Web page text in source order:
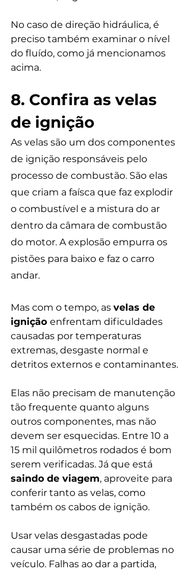
No caso de direção hidráulica, é
preciso também examinar o nível
do fluído, como já mencionamos
acima.
8. Confira as velas
de ignição
As velas são um dos componentes
de ignição responsáveis pelo
processo de combustão. São elas
que criam a faísca que faz explodir
o combustível e a mistura do ar
dentro da câmara de combustão
do motor. A explosão empurra os
pistões para baixo e faz o carro
andar.
Mas com o tempo, as velas de
ignição enfrentam dificuldades
causadas por temperaturas
extremas, desgaste normal e
detritos externos e contaminantes.
Elas não precisam de manutenção
tão frequente quanto alguns
outros componentes, mas não
devem ser esquecidas. Entre 10 a
15 mil quilômetros rodados é bom
serem verificadas. Já que está
saindo de viagem, aproveite para
conferir tanto as velas, como
também os cabos de ignição.
Usar velas desgastadas pode
causar uma série de problemas no
veículo. Falhas ao dar a partida,